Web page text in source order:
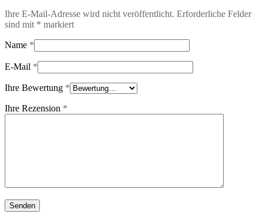
Ihre E-Mail-Adresse wird nicht veröffentlicht. Erforderliche Felder
sind mit * markiert
Name *
E-Mail *
Ihre Bewertung *
Ihre Rezension *